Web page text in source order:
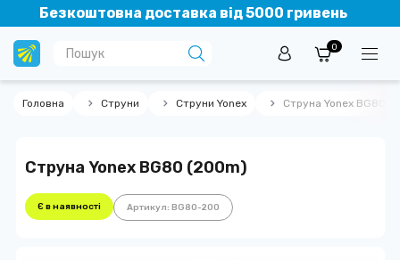
Безкоштовна доставка від 5000 гривень
0
Головна Струни Струни Yonex Струна Yonex BG80
Струна Yonex BG80 (200m)
Є в наявності Артикул: BG80-200